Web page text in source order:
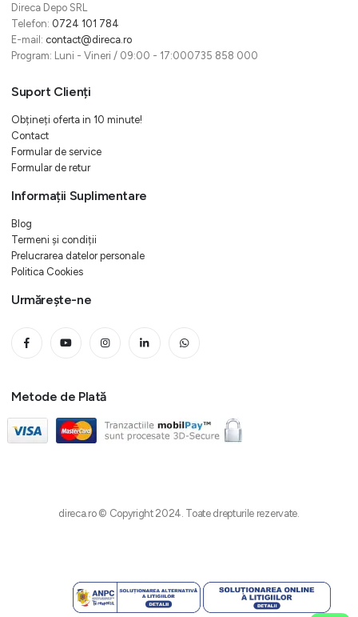
Direca Depo SRL
Telefon: 0724 101 784
E-mail: contact@direca.ro
Program: Luni - Vineri / 09:00 - 17:000735 858 000
Suport Clienți
Obțineți oferta in 10 minute!
Contact
Formular de service
Formular de retur
Informații Suplimentare
Blog
Termeni și condiții
Prelucrarea datelor personale
Politica Cookies
Urmărește-ne
Metode de Plată
direca.ro © Copyright 2024. Toate drepturile rezervate.